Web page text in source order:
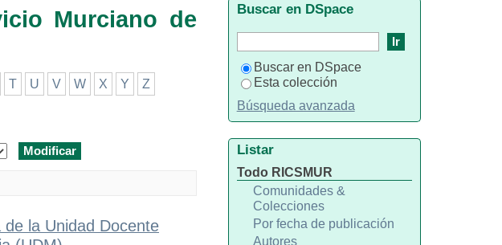
Murciano de
T U V W X Y Z
la Unidad Docente
Buscar en DSpace
Buscar en DSpace
Esta colección
Búsqueda avanzada
Listar
Todo RICSMUR
Comunidades &
Colecciones
Por fecha de publicación
Autores